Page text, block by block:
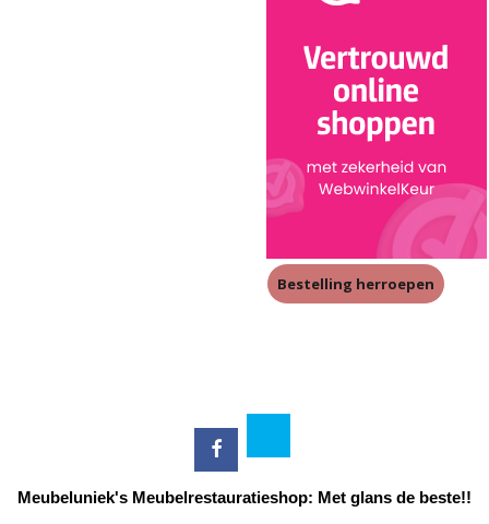
Bestelling herroepen
Meubeluniek's Meubelrestauratieshop: Met glans de beste!!